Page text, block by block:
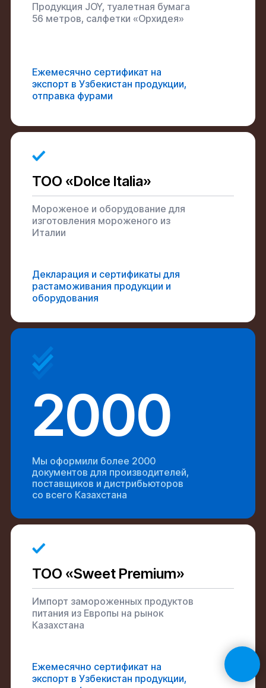
Ежемесячно сертификат на
экспорт в Узбекистан продукции,
Импорт замороженных продуктов
питания из Европы на рынок
Казахстана
ТОО «Sweet Premium»
2000
Мы оформили более 2000
документов для производителей,
поставщиков и дистрибьюторов
со всего Казахстана
Декларация и сертификаты для
растаможивания продукции и
оборудования
Мороженое и оборудование для
изготовления мороженого из
Италии
ТОО «Dolce Italia»
Ежемесячно сертификат на
экспорт в Узбекистан продукции,
отправка фурами
Продукция JOY, туалетная бумага
56 метров, салфетки «Орхидея»